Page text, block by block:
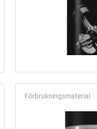
Förbrukningsmaterial